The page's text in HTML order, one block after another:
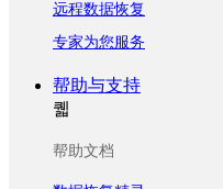
远程数据恢复
专家为您服务
帮助与支持
퀣
帮助文档